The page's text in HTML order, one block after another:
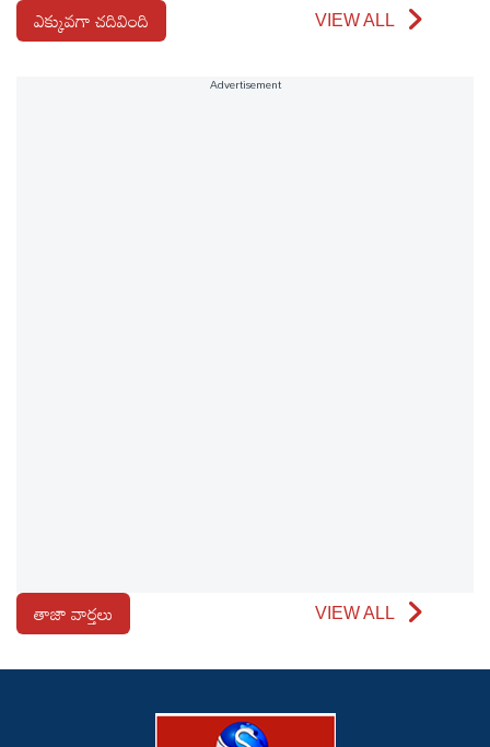
ఎక్కువగా చదివింది VIEW ALL
Advertisement
తాజా వార్తలు VIEW ALL